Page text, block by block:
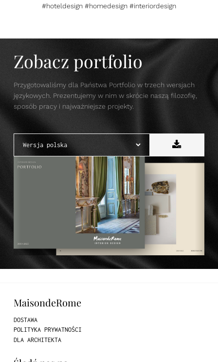
#hoteldesign #homedesign #interiordesign
Zobacz portfolio
Przygotowaliśmy dla Państwa Portfolio w trzech wersjach
językowych. Prezentujemy w nim w skrócie naszą filozofię,
sposób pracy i najważniejsze projekty.
MaisondeRome
DOSTAWA
POLITYKA PRYWATNOŚCI
DLA ARCHITEKTA